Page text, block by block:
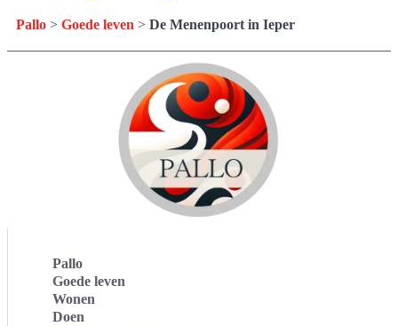
Pallo > Goede leven > De Menenpoort in Ieper
Pallo
Goede leven
Wonen
Doen